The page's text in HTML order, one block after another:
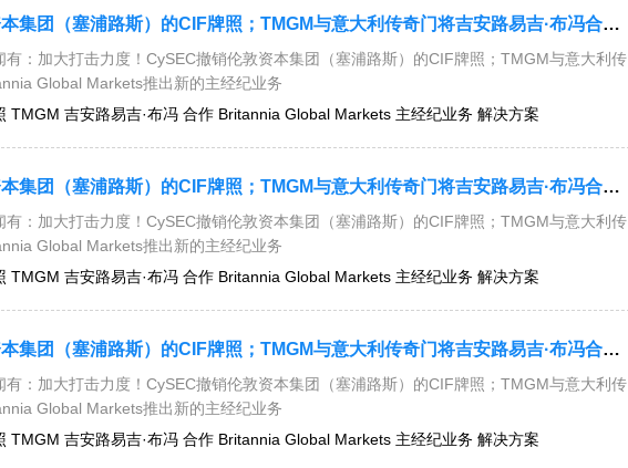
今日要闻：CySEC撤销伦敦资本集团（塞浦路斯）的CIF牌照；TMGM与意大利传奇门将吉安路易吉·布冯合作；Britannia Global Markets推出新的主经纪业务解决方案....
：加大打击力度！CySEC撤销伦敦资本集团（塞浦路斯）的CIF牌照；TMGM与意大利传
Global Markets推出新的主经纪业务
TMGM 吉安路易吉·布冯 合作 Britannia Global Markets 主经纪业务 解决方案
今日要闻：CySEC撤销伦敦资本集团（塞浦路斯）的CIF牌照；TMGM与意大利传奇门将吉安路易吉·布冯合作；Britannia Global Markets推出新的主经纪业务解决方案....
：加大打击力度！CySEC撤销伦敦资本集团（塞浦路斯）的CIF牌照；TMGM与意大利传
Global Markets推出新的主经纪业务
TMGM 吉安路易吉·布冯 合作 Britannia Global Markets 主经纪业务 解决方案
今日要闻：CySEC撤销伦敦资本集团（塞浦路斯）的CIF牌照；TMGM与意大利传奇门将吉安路易吉·布冯合作；Britannia Global Markets推出新的主经纪业务解决方案....
：加大打击力度！CySEC撤销伦敦资本集团（塞浦路斯）的CIF牌照；TMGM与意大利传
Global Markets推出新的主经纪业务
TMGM 吉安路易吉·布冯 合作 Britannia Global Markets 主经纪业务 解决方案